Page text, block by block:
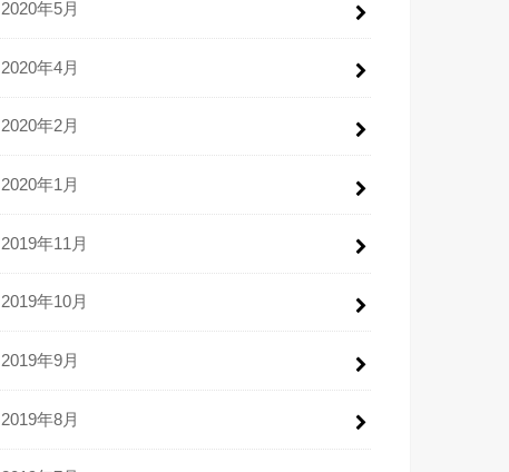
2020年5月
2020年4月
2020年2月
2020年1月
2019年11月
2019年10月
2019年9月
2019年8月